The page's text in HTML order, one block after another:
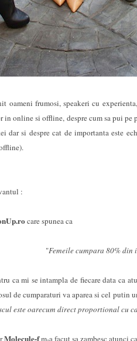
frumosi, speakeri cu
in online si offline, despre cum sa pui
dar si despre cat de importanta este
:
care spunea ca
"Femeile cumpara 80% din
ca mi se intampla de fiecare data ca
de cumparaturi va aparea si cel putin
este oarecum direct proportional cu
Molecule-fm-a facut sa zambesc atunci